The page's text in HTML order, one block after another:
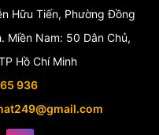
Hữu Tiến, Phường Đồng
Miền Nam: 50 Dân Chủ,
Hồ Chí Minh
936